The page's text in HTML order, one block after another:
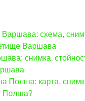
схема,
Варшава
снимка,
Полша: карта,
Полша?